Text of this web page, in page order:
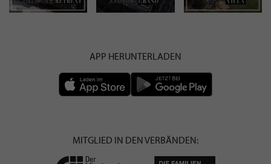
APP HERUNTERLADEN
MITGLIED IN DEN VERBÄNDEN: